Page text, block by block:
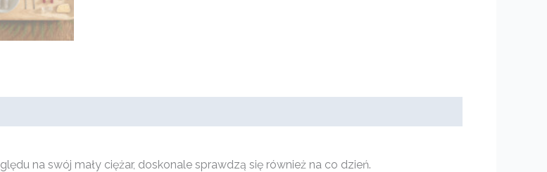
na swój mały ciężar, doskonale sprawdzą się również na co dzień.